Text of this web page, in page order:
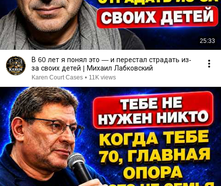
25:33
В 60 лет я понял это — и перестал страдать из-
за своих детей | Михаил Лабковский
Karen Court Cases • 11K views